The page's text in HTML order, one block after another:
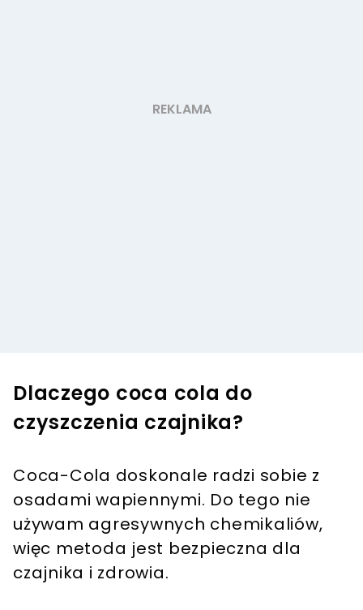
Dlaczego coca cola do
czyszczenia czajnika?
Coca-Cola doskonale radzi sobie z
osadami wapiennymi. Do tego nie
używam agresywnych chemikaliów,
więc metoda jest bezpieczna dla
czajnika i zdrowia.